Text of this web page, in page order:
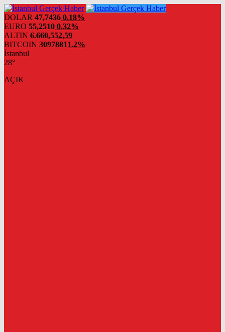
DOLAR 47,7436 0.18%
EURO 55,2510 0.32%
ALTIN 6.660,552,59
BITCOIN 30978811.2%
İstanbul
28°
AÇIK